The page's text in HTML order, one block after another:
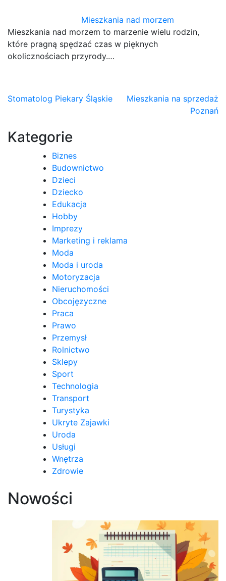
Mieszkania nad morzem
Mieszkania nad morzem to marzenie wielu rodzin,
które pragną spędzać czas w pięknych
okolicznościach przyrody.…
Nawigacja
Stomatolog Piekary Śląskie
Mieszkania na sprzedaż
Poznań
Kategorie
Biznes
Budownictwo
Dzieci
Dziecko
Edukacja
Hobby
Imprezy
Marketing i reklama
Moda
Moda i uroda
Motoryzacja
Nieruchomości
Obcojęzyczne
Praca
Prawo
Przemysł
Rolnictwo
Sklepy
Sport
Technologia
Transport
Turystyka
Ukryte Zajawki
Uroda
Usługi
Wnętrza
Zdrowie
Nowości